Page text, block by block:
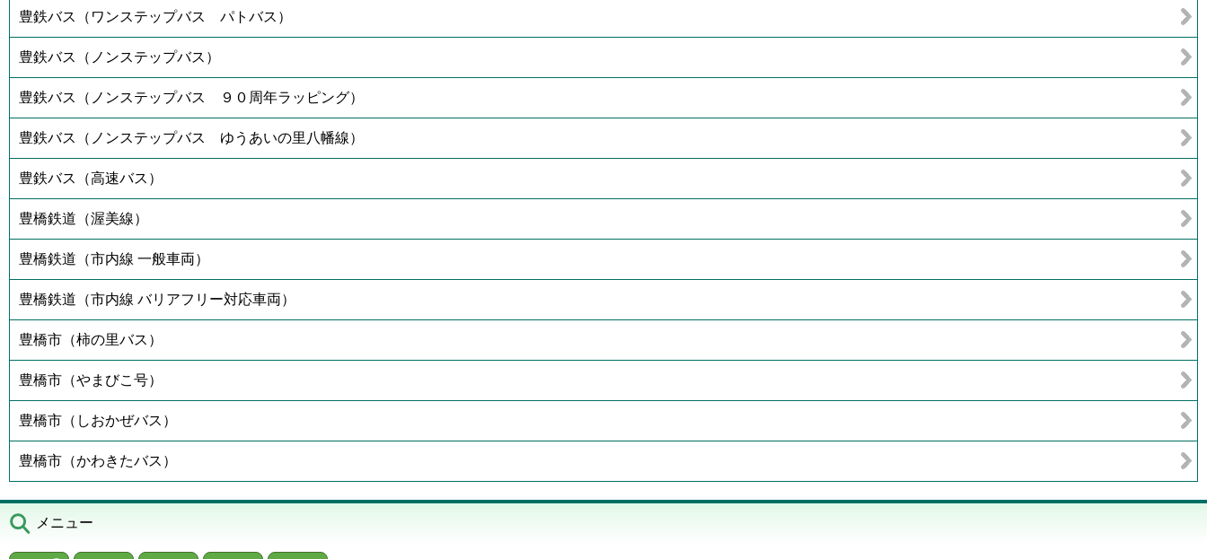
豊鉄バス（ワンステップバス パトバス）
豊鉄バス（ノンステップバス）
豊鉄バス（ノンステップバス ９０周年ラッピング）
豊鉄バス（ノンステップバス ゆうあいの里八幡線）
豊鉄バス（高速バス）
豊橋鉄道（渥美線）
豊橋鉄道（市内線 一般車両）
豊橋鉄道（市内線 バリアフリー対応車両）
豊橋市（柿の里バス）
豊橋市（やまびこ号）
豊橋市（しおかぜバス）
豊橋市（かわきたバス）
メニュー